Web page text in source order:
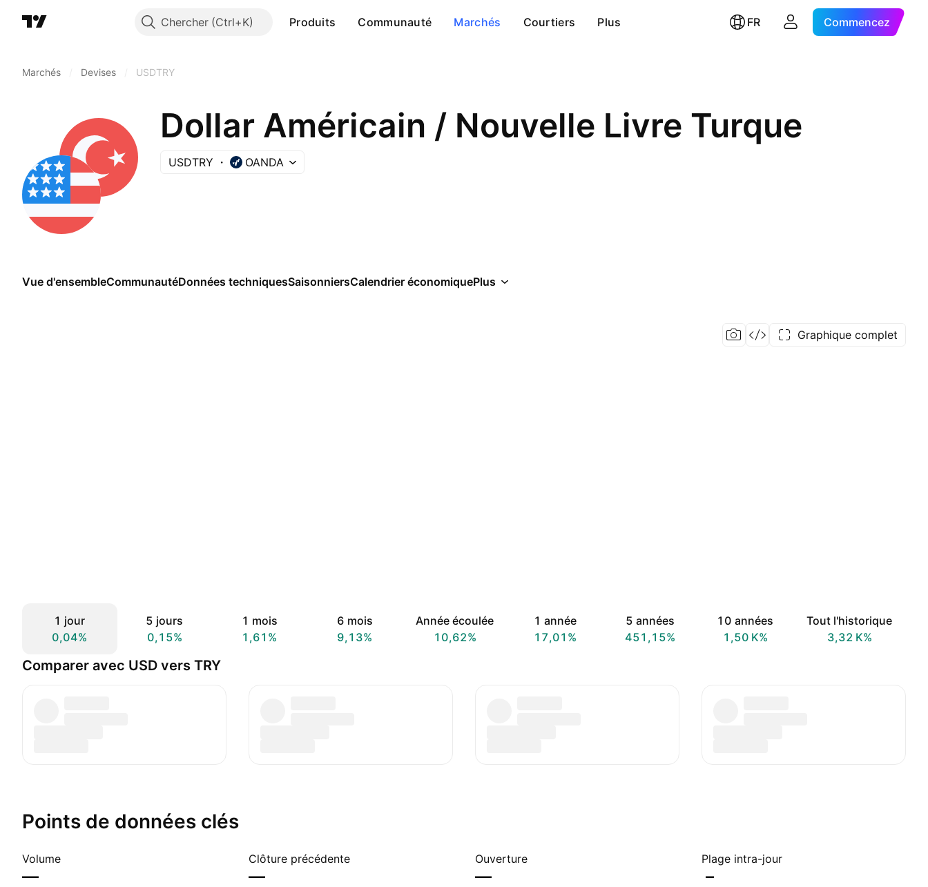
Chercher Produits Communauté Marchés Courtiers Plus FR Commencez
Marchés Devises USDTRY
Dollar Américain / Nouvelle Livre Turque
USDTRY OANDA
Vue d'ensembleCommunautéDonnées techniquesSaisonniersCalendrier économiquePlus
Graphique complet
1 jour
0,04%
5 jours
0,15%
1 mois
1,61%
6 mois
9,13%
Année écoulée
10,62%
1 année
17,01%
5 années
451,15%
10 années
‪1,50 K‬%
Tout l'historique
‪3,32 K‬%
Comparer avec USD vers TRY
Points de données clés
Volume
—
Clôture précédente
—
Ouverture
—
Plage intra-jour
–